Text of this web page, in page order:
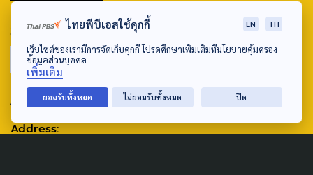
SEARCH
ABOUT US & CONTACT US
Address:
ไทยพีบีเอสใช้คุกกี้ EN TH
เว็บไซต์ของเรามีการจัดเก็บคุกกี้ โปรดศึกษาเพิ่มเติมที่นโยบายคุ้มครอง
ข้อมูลส่วนบุคคล
เพิ่มเติม
ยอมรับทั้งหมด ไม่ยอมรับทั้งหมด ปิด